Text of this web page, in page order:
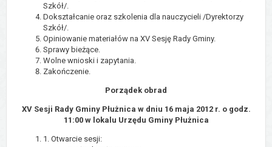
Szkół/.
Dokształcanie oraz szkolenia dla nauczycieli /Dyrektorzy
Szkół/.
Opiniowanie materiałów na XV Sesję Rady Gminy.
Sprawy bieżące.
Wolne wnioski i zapytania.
Zakończenie.
Porządek obrad
XV Sesji Rady Gminy Płużnica w dniu 16 maja 2012 r. o godz.
11:00 w lokalu Urzędu Gminy Płużnica
1. Otwarcie sesji: